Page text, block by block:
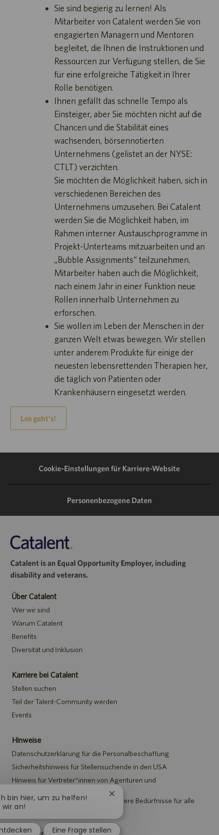
Sie sind begierig zu lernen! Als
Mitarbeiter von Catalent werden Sie von
engagierten Managern und Mentoren
begleitet, die Ihnen die Instruktionen und
Ressourcen zur Verfügung stellen, die Sie
für eine erfolgreiche Tätigkeit in Ihrer
Rolle benötigen.
Ihnen gefällt das schnelle Tempo als
Einsteiger, aber Sie möchten nicht auf die
Chancen und die Stabilität eines
wachsenden, börsennotierten
Unternehmens (gelistet an der NYSE:
CTLT) verzichten.
Sie möchten die Möglichkeit haben, sich in
verschiedenen Bereichen des
Unternehmens umzusehen. Bei Catalent
werden Sie die Möglichkeit haben, im
Rahmen interner Austauschprogramme in
Projekt-Unterteams mitzuarbeiten und an
„Bubble Assignments“ teilzunehmen.
Mitarbeiter haben auch die Möglichkeit,
nach einem Jahr in einer Funktion neue
Rollen innerhalb Unternehmen zu
erforschen.
Sie wollen im Leben der Menschen in der
ganzen Welt etwas bewegen. Wir stellen
unter anderem Produkte für einige der
neuesten lebensrettenden Therapien her,
die täglich von Patienten oder
Krankenhäusern eingesetzt werden.
Los geht‘s!
Cookie-Einstellungen für Karriere-Website
Personenbezogene Daten
Catalent is an Equal Opportunity Employer, including
disability and veterans.
Über Catalent
Wer wir sind
Warum Catalent
Benefits
Diversität und Inklusion
Karriere bei Catalent
Stellen suchen
Teil der Talent-Community werden
Events
Hinweise
Datenschutzerklärung für die Personalbeschaffung
Sicherheitshinweis für Stellensuchende in den USA
Hinweis für Vertreter*innen von Agenturen und
Personalvermittlungen
Hinweis zu Anpassungen an besondere Bedürfnisse für alle
Stellensuchenden
Catalent.com
bin hier, um zu helfen!
wir an!
Chatbot-
Benachrichtigung
schließen
Eine Frage stellen